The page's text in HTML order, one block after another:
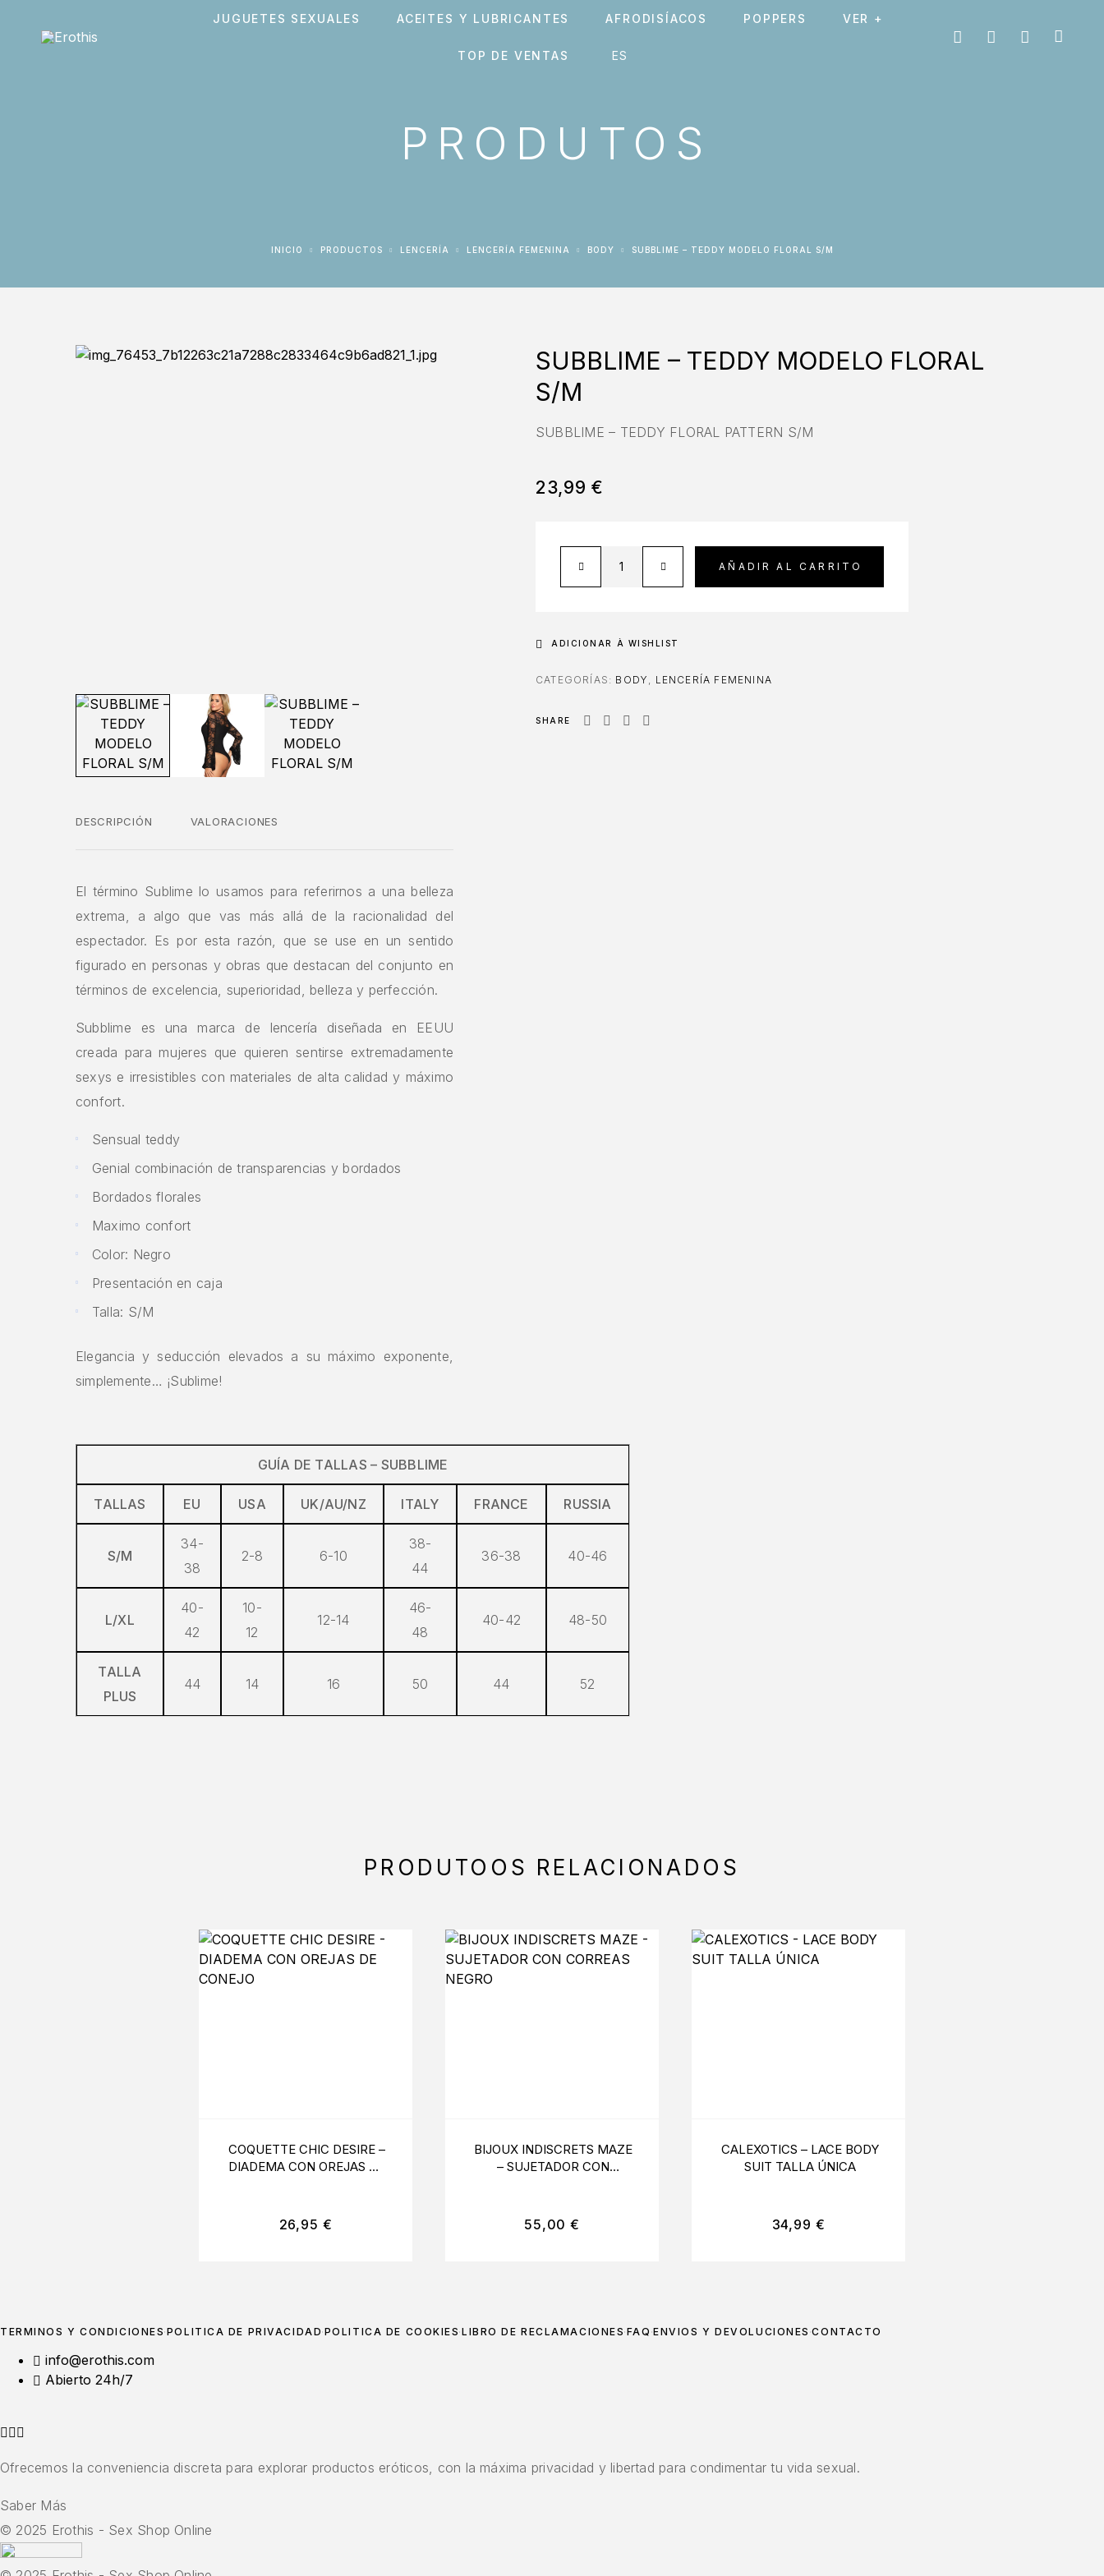
JUGUETES SEXUALES ACEITES Y LUBRICANTES AFRODISÍACOS POPPERS VER +
TOP DE VENTAS
PRODUTOS
INICIO PRODUCTOS LENCERÍA LENCERÍA FEMENINA BODY SUBBLIME – TEDDY MODELO FLORAL S/M
DESCRIPCIÓN VALORACIONES
El término Sublime lo usamos para referirnos a una belleza
extrema, a algo que vas más allá de la racionalidad del
espectador. Es por esta razón, que se use en un sentido
figurado en personas y obras que destacan del conjunto en
términos de excelencia, superioridad, belleza y perfección.
Subblime es una marca de lencería diseñada en EEUU
creada para mujeres que quieren sentirse extremadamente
sexys e irresistibles con materiales de alta calidad y máximo
confort.
Sensual teddy
Genial combinación de transparencias y bordados
Bordados florales
Maximo confort
Color: Negro
Presentación en caja
Talla: S/M
Elegancia y seducción elevados a su máximo exponente,
simplemente… ¡Sublime!
GUÍA DE TALLAS – SUBBLIME
TALLAS EU USA UK/AU/NZ ITALY FRANCE RUSSIA
S/M
34-
38
2-8 6-10
38-
44
36-38 40-46
L/XL
40-
42
10-
12
12-14
46-
48
40-42 48-50
TALLA
PLUS
44 14 16 50 44 52
SUBBLIME – TEDDY MODELO FLORAL
S/M
SUBBLIME – TEDDY FLORAL PATTERN S/M
23,99 €
AÑADIR AL CARRITO
ADICIONAR À WISHLIST
CATEGORÍAS: BODY , LENCERÍA FEMENINA
SHARE
PRODUTOOS RELACIONADOS
COQUETTE CHIC DESIRE –
DIADEMA CON OREJAS DE
26,95 €
BIJOUX INDISCRETS MAZE
– SUJETADOR CON
55,00 €
CALEXOTICS – LACE BODY
SUIT TALLA ÚNICA
34,99 €
TÉRMINOS Y CONDICIONESPOLÍTICA DE PRIVACIDADPOLÍTICA DE COOKIESLIBRO DE RECLAMACIONESFAQ ENVÍOS Y DEVOLUCIONES CONTACTO
info@erothis.com
Abierto 24h/7
Ofrecemos la conveniencia discreta para explorar productos eróticos, con la máxima privacidad y libertad para condimentar tu vida sexual.
Saber Más
© 2025 Erothis - Sex Shop Online